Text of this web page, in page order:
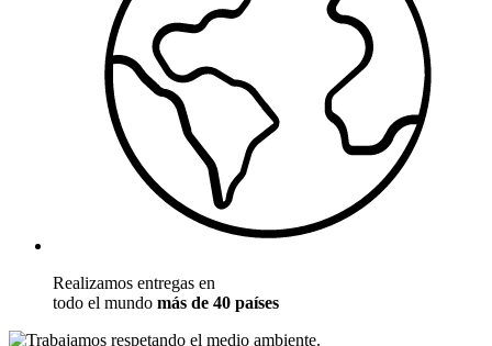
Realizamos entregas en
todo el mundo más de 40 países